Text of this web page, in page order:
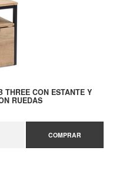
THREE CON ESTANTE Y
RUEDAS
COMPRAR